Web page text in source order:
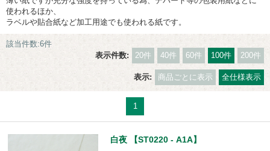
使われるほか、
ラベルや貼合紙など加工用途でも使われる紙です。
該当件数:6件
表示件数:
20件 40件 60件 100件 200件
表示: 商品ごとに表示 全仕様表示
1
白夜 【ST0220 - A1A】